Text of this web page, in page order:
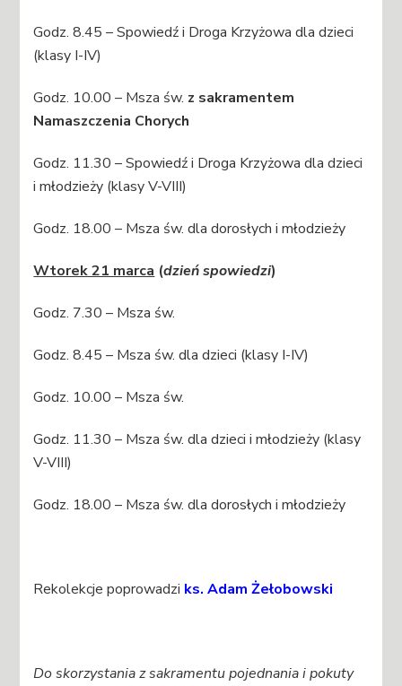
Godz. 8.45 – Spowiedź i Droga Krzyżowa dla dzieci
(klasy I-IV)
Godz. 10.00 – Msza św. z sakramentem
Namaszczenia Chorych
Godz. 11.30 – Spowiedź i Droga Krzyżowa dla dzieci
i młodzieży (klasy V-VIII)
Godz. 18.00 – Msza św. dla dorosłych i młodzieży
Wtorek 21 marca (dzień spowiedzi)
Godz. 7.30 – Msza św.
Godz. 8.45 – Msza św. dla dzieci (klasy I-IV)
Godz. 10.00 – Msza św.
Godz. 11.30 – Msza św. dla dzieci i młodzieży (klasy
V-VIII)
Godz. 18.00 – Msza św. dla dorosłych i młodzieży
Rekolekcje poprowadzi ks. Adam Żełobowski
Do skorzystania z sakramentu pojednania i pokuty